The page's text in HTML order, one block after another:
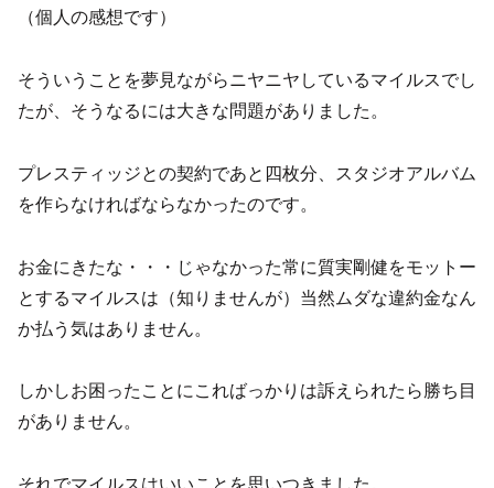
（個人の感想です）
そういうことを夢見ながらニヤニヤしているマイルスでし
たが、そうなるには大きな問題がありました。
プレスティッジとの契約であと四枚分、スタジオアルバム
を作らなければならなかったのです。
お金にきたな・・・じゃなかった常に質実剛健をモットー
とするマイルスは（知りませんが）当然ムダな違約金なん
か払う気はありません。
しかしお困ったことにこればっかりは訴えられたら勝ち目
がありません。